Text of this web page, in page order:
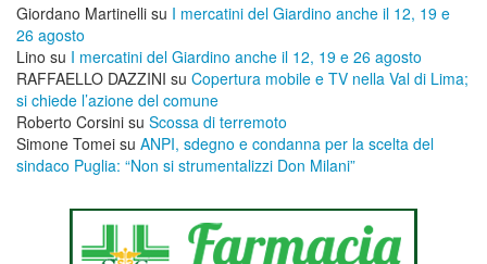
Giordano Martinelli su I mercatini del Giardino anche il 12, 19 e
26 agosto
Lino su I mercatini del Giardino anche il 12, 19 e 26 agosto
RAFFAELLO DAZZINI su ​Copertura mobile e TV nella Val di Lima;
si chiede l’azione del comune
Roberto Corsini su Scossa di terremoto
Simone Tomei su ANPI, sdegno e condanna per la scelta del
sindaco Puglia: “Non si strumentalizzi Don Milani”